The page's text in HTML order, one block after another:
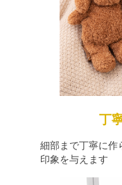
丁
細部まで丁寧に作
印象を与えます